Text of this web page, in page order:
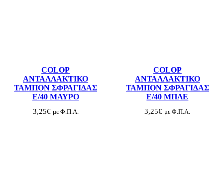
COLOP
ΑΝΤΑΛΛΑΚΤΙΚΟ
ΤΑΜΠΟΝ ΣΦΡΑΓΙΔΑΣ
E/40 ΜΑΥΡΟ
3,25€ με Φ.Π.Α.
COLOP
ΑΝΤΑΛΛΑΚΤΙΚΟ
ΤΑΜΠΟΝ ΣΦΡΑΓΙΔΑΣ
E/40 ΜΠΛΕ
3,25€ με Φ.Π.Α.